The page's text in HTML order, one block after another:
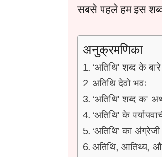
सबसे पहले हम इस
अनुक्रमणिका
‘अतिथि’ शब्द के
अतिथि देवो भवः
‘अतिथि’ शब्द का
‘अतिथि’ के
‘अतिथि’ का
अतिथि, आतिथ्य,